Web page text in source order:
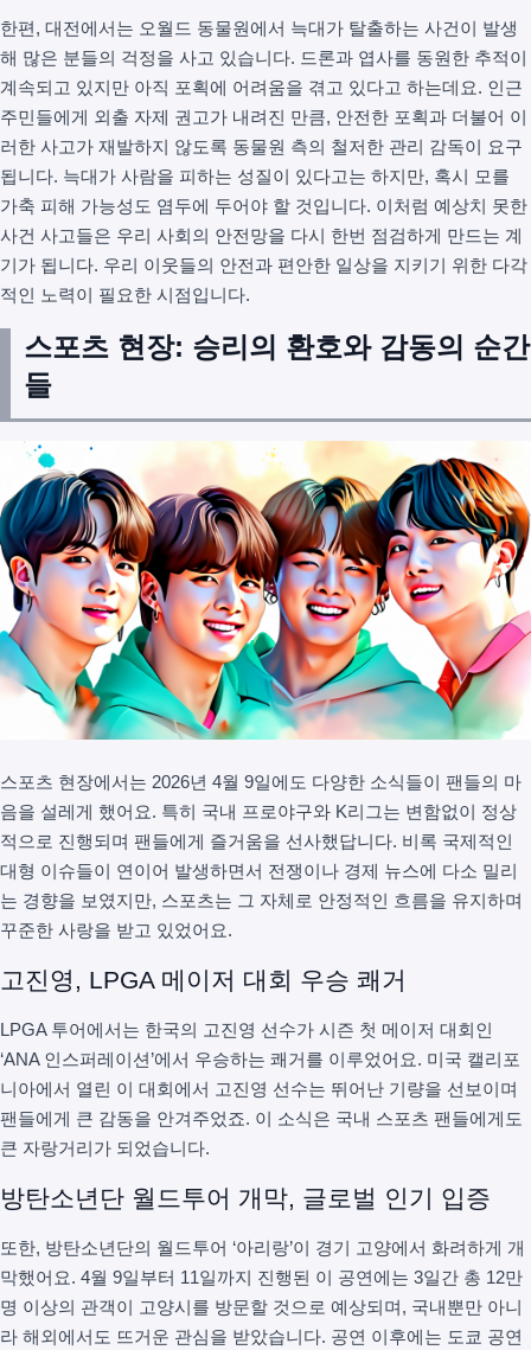
한편, 대전에서는 오월드 동물원에서 늑대가 탈출하는 사건이 발생
해 많은 분들의 걱정을 사고 있습니다. 드론과 엽사를 동원한 추적이
계속되고 있지만 아직 포획에 어려움을 겪고 있다고 하는데요. 인근
주민들에게 외출 자제 권고가 내려진 만큼, 안전한 포획과 더불어 이
러한 사고가 재발하지 않도록 동물원 측의 철저한 관리 감독이 요구
됩니다. 늑대가 사람을 피하는 성질이 있다고는 하지만, 혹시 모를
가축 피해 가능성도 염두에 두어야 할 것입니다. 이처럼 예상치 못한
사건 사고들은 우리 사회의 안전망을 다시 한번 점검하게 만드는 계
기가 됩니다. 우리 이웃들의 안전과 편안한 일상을 지키기 위한 다각
적인 노력이 필요한 시점입니다.
스포츠 현장: 승리의 환호와 감동의 순간
들
스포츠 현장에서는 2026년 4월 9일에도 다양한 소식들이 팬들의 마
음을 설레게 했어요. 특히 국내 프로야구와 K리그는 변함없이 정상
적으로 진행되며 팬들에게 즐거움을 선사했답니다. 비록 국제적인
대형 이슈들이 연이어 발생하면서 전쟁이나 경제 뉴스에 다소 밀리
는 경향을 보였지만, 스포츠는 그 자체로 안정적인 흐름을 유지하며
꾸준한 사랑을 받고 있었어요.
고진영, LPGA 메이저 대회 우승 쾌거
LPGA 투어에서는 한국의 고진영 선수가 시즌 첫 메이저 대회인
‘ANA 인스퍼레이션’에서 우승하는 쾌거를 이루었어요. 미국 캘리포
니아에서 열린 이 대회에서 고진영 선수는 뛰어난 기량을 선보이며
팬들에게 큰 감동을 안겨주었죠. 이 소식은 국내 스포츠 팬들에게도
큰 자랑거리가 되었습니다.
방탄소년단 월드투어 개막, 글로벌 인기 입증
또한, 방탄소년단의 월드투어 ‘아리랑’이 경기 고양에서 화려하게 개
막했어요. 4월 9일부터 11일까지 진행된 이 공연에는 3일간 총 12만
명 이상의 관객이 고양시를 방문할 것으로 예상되며, 국내뿐만 아니
라 해외에서도 뜨거운 관심을 받았습니다. 공연 이후에는 도쿄 공연